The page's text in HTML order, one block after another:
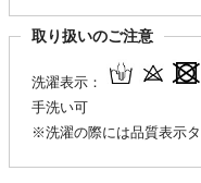
取り扱いのご注意
洗濯表示：
手洗い可
※洗濯の際には品質表示